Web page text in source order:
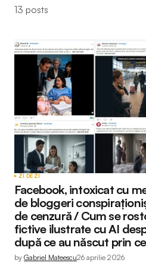
13 posts
ZI DE ZI
Facebook, intoxicat cu
de bloggeri
de cenzură / Cum se
fictive ilustrate cu AI
după ce au născut prin
by Gabriel Mateescu26 aprilie 2026